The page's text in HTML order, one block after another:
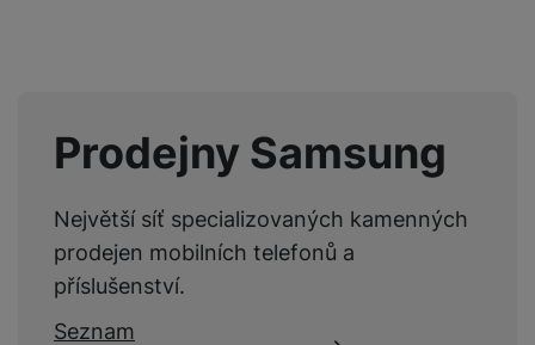
Prodejny Samsung
Největší síť specializovaných kamenných
prodejen mobilních telefonů a
příslušenství.
Seznam